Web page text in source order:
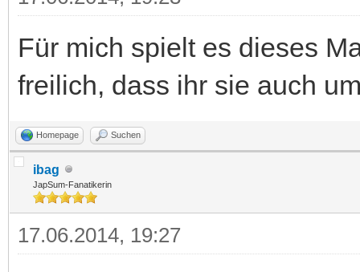
Für mich spielt es dieses
freilich, dass ihr sie auch
Homepage Suchen
ibag
JapSum-Fanatikerin
17.06.2014, 19:27